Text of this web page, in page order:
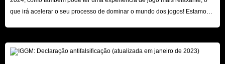
que irá acelerar o seu processo de dominar o mundo dos jogos! Estamos